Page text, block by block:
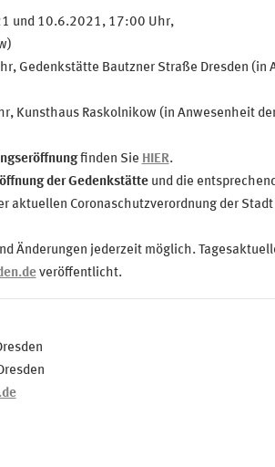
und 10.6.2021, 17:00 Uhr,
Gedenkstätte Bautzner Straße Dresden (in
Kunsthaus Raskolnikow (in Anwesenheit
finden Sie HIER.
der Gedenkstätteund die
aktuellen Coronaschutzverordnung der
Änderungen jederzeit möglich.
veröffentlicht.